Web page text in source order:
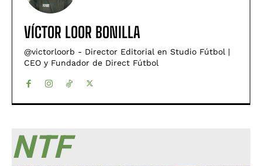
VÍCTOR LOOR BONILLA
@victorloorb - Director Editorial en Studio Fútbol |
CEO y Fundador de Direct Fútbol
NTF